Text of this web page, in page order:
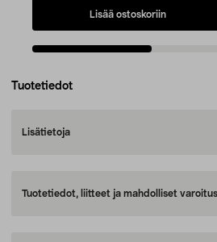
Lisää ostoskoriin
Tuotetiedot
Lisätietoja
Tuotetiedot, liitteet ja mahdolliset